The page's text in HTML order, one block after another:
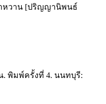
าหวาน [ปริญญานิพนธ์
. พิมพ์ครั้งที่ 4. นนทบุรี: